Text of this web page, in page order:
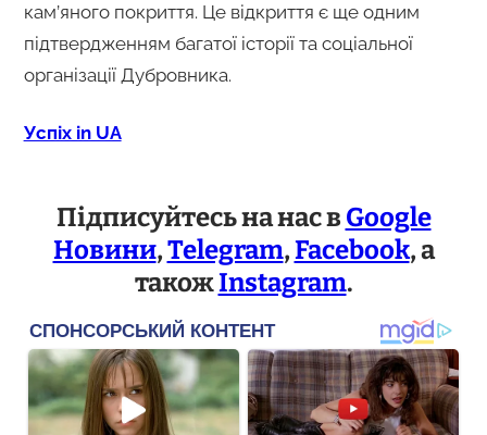
кам’яного покриття. Це відкриття є ще одним
підтвердженням багатої історії та соціальної
організації Дубровника.
Успіх in UA
Підписуйтесь на нас вGoogle
Новини,Telegram,Facebook, а
такожInstagram.